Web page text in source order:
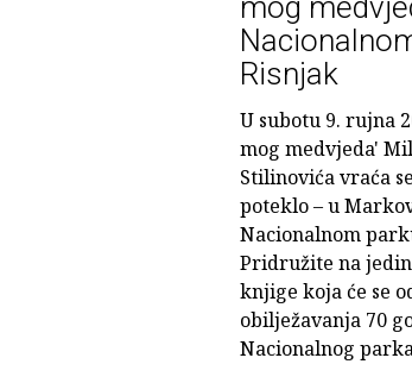
mog
Risnjak
U subotu 9. rujna
mog medvjeda'
Stilinovića vraća
poteklo – u
Nacionalnom
Pridružite na
knjige koja će se
obilježavanja 70
Nacionalnog